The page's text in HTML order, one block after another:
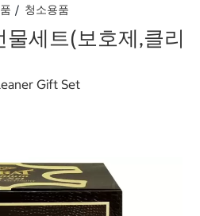
청소용품
세트(보호제,클리
Gift Set